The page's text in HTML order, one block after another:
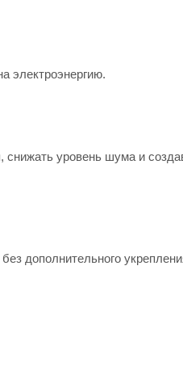
электроэнергию.
снижать уровень шума и
дополнительного